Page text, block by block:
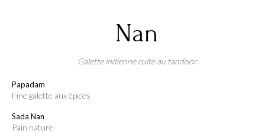
Nan
Galette indienne cuite au tandoor
Papadam
fine galette aux épices
Sada Nan
pain nature